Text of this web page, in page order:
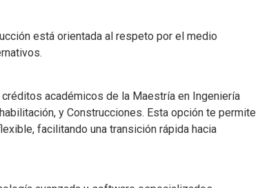
está orientada al respeto por el medio
académicos de la Maestría en Ingeniería
y Construcciones. Esta opción te permite
facilitando una transición rápida hacia